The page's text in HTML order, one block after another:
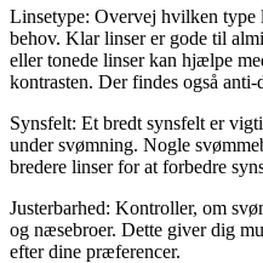
Linsetype: Overvej hvilken type
behov. Klar linser er gode til
eller tonede linser kan hjælpe
kontrasten. Der findes også
Synsfelt: Et bredt synsfelt er
under svømning. Nogle
bredere linser for at forbedre
Justerbarhed: Kontroller, om
og næsebroer. Dette giver dig
efter dine præferencer.